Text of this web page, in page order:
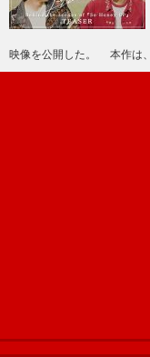
映像を公開した。 本作は